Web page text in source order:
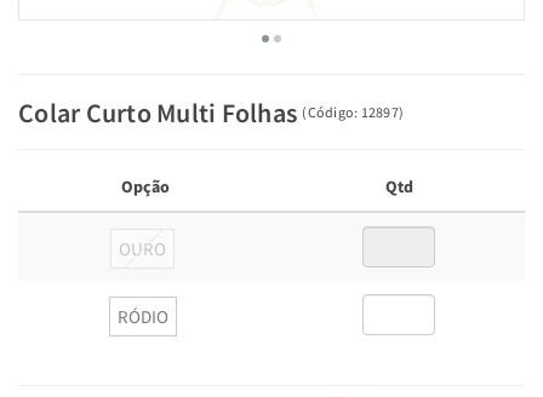
Colar Curto Multi Folhas (Código: 12897)
Opção Qtd
OURO
RÓDIO